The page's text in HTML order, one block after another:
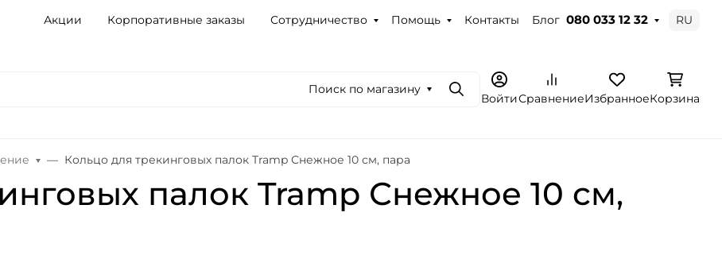
Акции Корпоративные заказы Сотрудничество Помощь Контакты Блог 080 033 12 32 RU
Поиск по магазину
ПоискВойтиСравнениеИзбранноеКорзина
Кольцо для трекинговых палок Tramp Снежное 10 см, пара
палок Tramp Снежное 10 см,